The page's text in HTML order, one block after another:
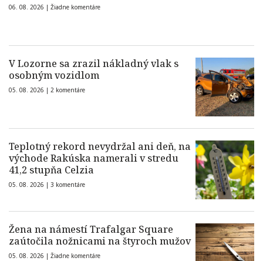
06. 08. 2026 | Žiadne komentáre
V Lozorne sa zrazil nákladný vlak s
osobným vozidlom
05. 08. 2026 | 2 komentáre
Teplotný rekord nevydržal ani deň, na
východe Rakúska namerali v stredu
41,2 stupňa Celzia
05. 08. 2026 | 3 komentáre
Žena na námestí Trafalgar Square
zaútočila nožnicami na štyroch mužov
05. 08. 2026 | Žiadne komentáre